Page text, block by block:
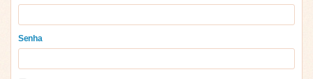
Senha